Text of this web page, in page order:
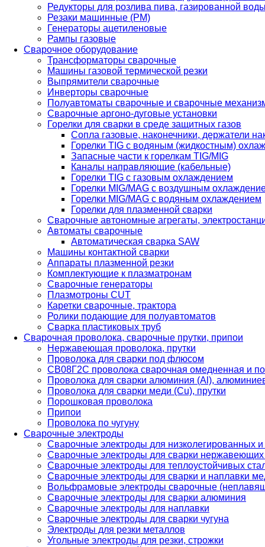
Редукторы для розлива пива, газированной
Резаки машинные (РМ)
Генераторы ацетиленовые
Рампы газовые
Сварочное оборудование
Трансформаторы сварочные
Машины газовой термической резки
Выпрямители сварочные
Инверторы сварочные
Полуавтоматы сварочные и сварочные
Сварочные аргоно-дуговые установки
Горелки для сварки в среде защитных газов
Сопла газовые, наконечники, держатели
Горелки TIG с водяным (жидкостным)
Запасные части к горелкам TIG/MIG
Каналы направляющие (кабельные)
Горелки TIG с газовым охлаждением
Горелки MIG/MAG с воздушным
Горелки MIG/MAG с водяным охлаждением
Горелки для плазменной сварки
Сварочные автономные агрегаты,
Автоматы сварочные
Автоматическая сварка SAW
Машины контактной сварки
Аппараты плазменной резки
Комплектующие к плазматронам
Сварочные генераторы
Плазмотроны CUT
Каретки сварочные, трактора
Ролики подающие для полуавтоматов
Сварка пластиковых труб
Сварочная проволока, сварочные прутки, припои
Нержавеющая проволока, прутки
Проволока для сварки под флюсом
СВ08Г2С проволока сварочная омедненная и
Проволока для сварки алюминия (Al),
Проволока для сварки меди (Cu), прутки
Порошковая проволока
Припои
Проволока по чугуну
Сварочные электроды
Сварочные электроды для низколегированных и
Сварочные электроды для сварки
Сварочные электроды для теплоустойчивых
Сварочные электроды для сварки и наплавки
Вольфрамовые электроды сварочные
Сварочные электроды для сварки алюминия
Сварочные электроды для наплавки
Сварочные электроды для сварки чугуна
Электроды для резки металлов
Угольные электроды для резки, строжки